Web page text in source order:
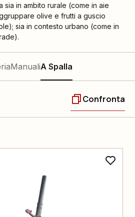
sia in ambito rurale (come in aie
olive e frutti a guscio
sia in contesto urbano (come in
ManualiA Spalla
Confronta